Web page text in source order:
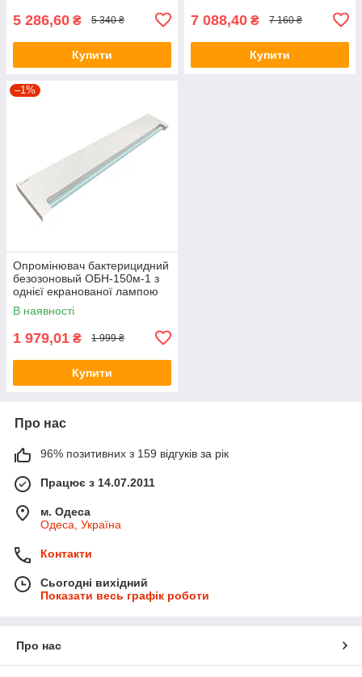
5 286,60 ₴ 5 340 ₴
Купити
7 088,40 ₴ 7 160 ₴
Купити
–1%
Опромінювач бактерицидний
безозоновый ОБН-150м-1 з
однієї екранованої лампою
ТМ ОМЕГА, (Omega)
В наявності
1 979,01 ₴ 1 999 ₴
Купити
Про нас
96% позитивних з 159 відгуків за рік
Працює з 14.07.2011
м. Одеса
Одеса, Україна
Контакти
Сьогодні вихідний
Показати весь графік роботи
Про нас